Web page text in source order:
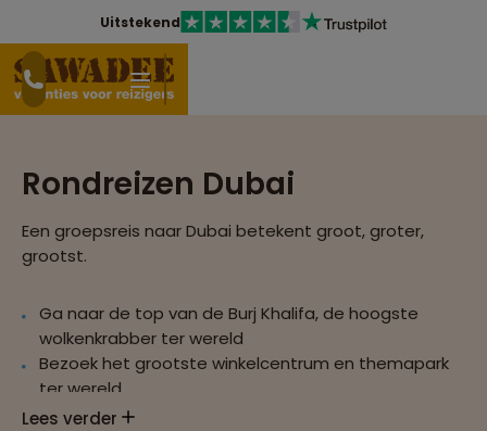
Uitstekend
Rondreizen Dubai
Een groepsreis naar Dubai betekent groot, groter,
grootst.
Ga naar de top van de Burj Khalifa, de hoogste
wolkenkrabber ter wereld
Bezoek het grootste winkelcentrum en themapark
ter wereld
Raak tijdens de rondreis overweldigd door de
Lees verder